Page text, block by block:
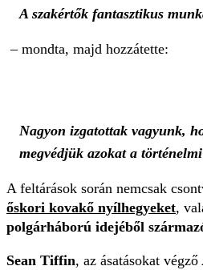
A szakértők fantasztikus
– mondta, majd hozzátette:
Nagyon izgatottak vagyunk,
megvédjük azokat a
A feltárások során nemcsak
őskori kovakő nyílhegyeket,
polgárháború idejéből
Sean Tiffin, az ásatásokat végző